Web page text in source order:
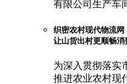
有限公司生产车
织密农村现代物流网
让山货出村更顺畅消
为深入贯彻落实
推进农业农村现